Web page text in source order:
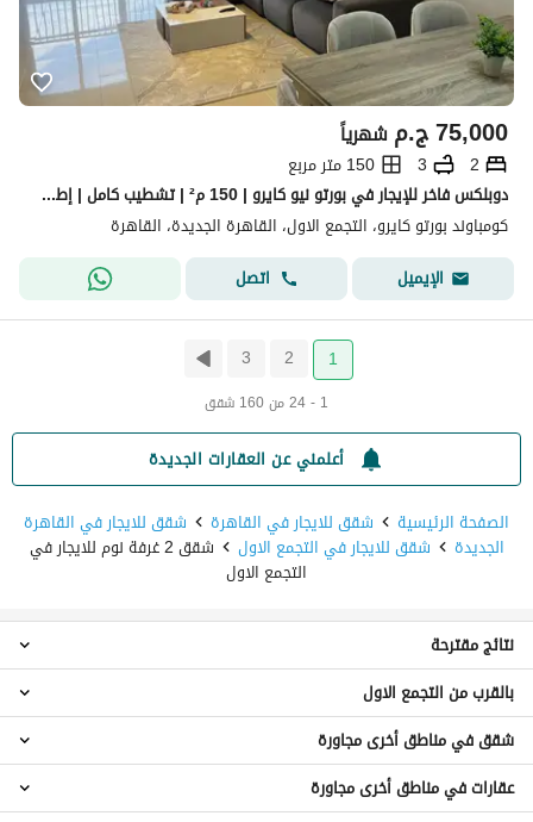
ج.م75,000 شهرياً
2
3
150 متر مربع
دوبلكس فاخر للإيجار في بورتو نيو كايرو | 150 م² | تشطيب كامل | إطلالة بانورامية | بالقرب من الجامعة الأمريكية
كومباوند بورتو كايرو، التجمع الاول، القاهرة الجديدة، القاهرة
الإيميل
اتصل
1
2
3
1 - 24 من 160 شقق
أعلمني عن العقارات الجديدة
الصفحة الرئيسية
شقق للايجار في القاهرة شقق للايجار في القاهرة
الجديدة شقق للايجار في التجمع الاول شقق 2 غرفة نوم للايجار في
التجمع الاول
استوديو للايجار في التجمع الاول
شقق 1 غرفة نوم للايجار في التجمع الاول
شقق 3 غرف نوم للايجار في التجمع الاول
شقق 4 غرف نوم للايجار في التجمع الاول
شقق 5 غرف نوم للايجار في التجمع الاول
نتائج مقترحة
شقق 2 غرفة نوم للايجار في التجمع الثالث
شقق 2 غرفة نوم للايجار في كومباوند قطامية هايتس
شقق 2 غرفة نوم للايجار في التجمع الخامس
بالقرب من التجمع الاول
شقق للايجار في القطامية
شقق في مناطق أخرى مجاورة
عقارات في مناطق أخرى مجاورة